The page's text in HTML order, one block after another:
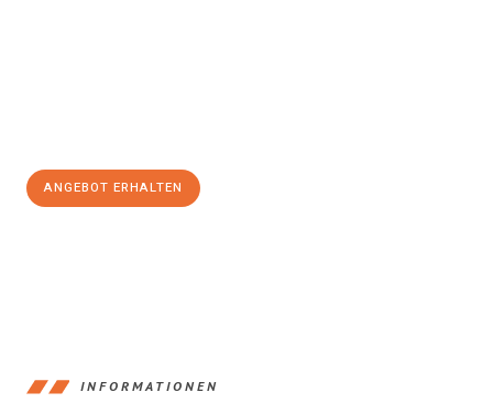
ANGEBOT ERHALTEN
INFORMATIONEN